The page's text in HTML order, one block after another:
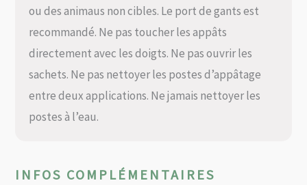
ou des animaus non cibles. Le port de gants est
recommandé. Ne pas toucher les appâts
directement avec les doigts. Ne pas ouvrir les
sachets. Ne pas nettoyer les postes d’appâtage
entre deux applications. Ne jamais nettoyer les
postes à l’eau.
INFOS COMPLÉMENTAIRES